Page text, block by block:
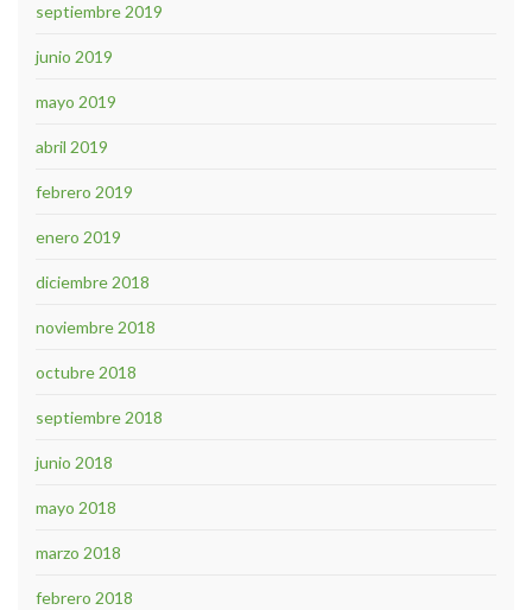
septiembre 2019
junio 2019
mayo 2019
abril 2019
febrero 2019
enero 2019
diciembre 2018
noviembre 2018
octubre 2018
septiembre 2018
junio 2018
mayo 2018
marzo 2018
febrero 2018